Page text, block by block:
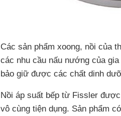
Các sản phẩm xoong, nồi của
các nhu cầu nấu nướng của
bảo giữ được các chất dinh
Nồi áp suất bếp từ Fissler
vô cùng tiện dụng. Sản phẩm